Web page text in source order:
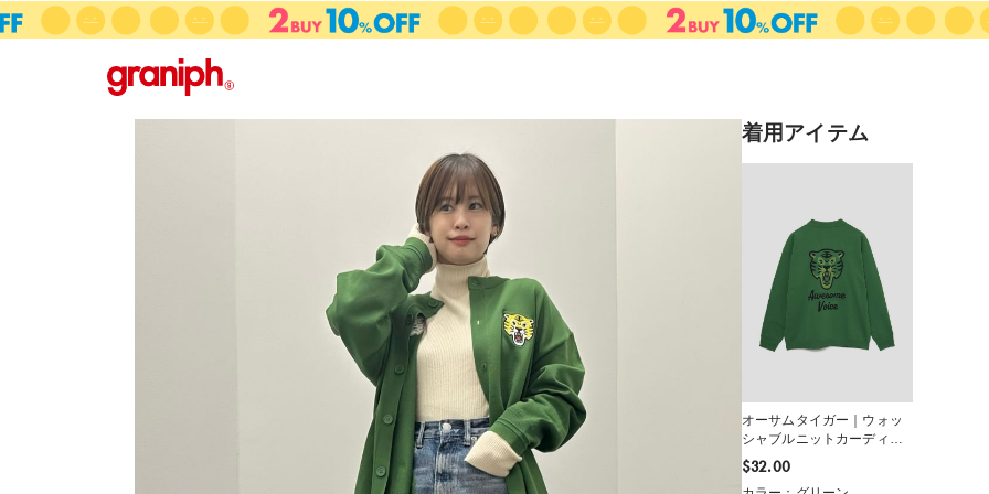
着用アイテム
オーサムタイガー｜ウォッ
シャブルニットカーディガ
ン
$‌32.00